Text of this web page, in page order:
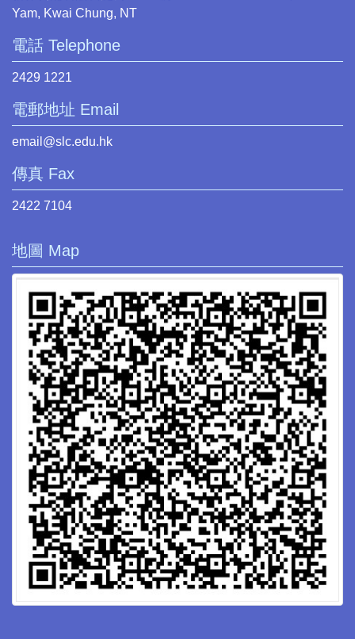
Yam, Kwai Chung, NT
電話 Telephone
2429 1221
電郵地址 Email
email@slc.edu.hk
傳真 Fax
2422 7104
地圖 Map